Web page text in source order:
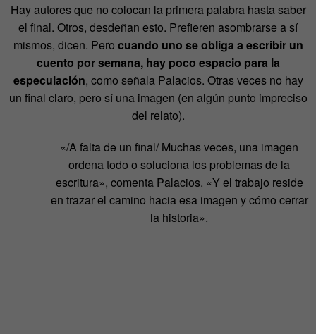
Hay autores que no colocan la primera palabra hasta saber
el final. Otros, desdeñan esto. Prefieren asombrarse a sí
mismos, dicen. Pero cuando uno se obliga a escribir un
cuento por semana, hay poco espacio para la
especulación, como señala Palacios. Otras veces no hay
un final claro, pero sí una imagen (en algún punto impreciso
del relato).
«/A falta de un final/ Muchas veces, una imagen
ordena todo o soluciona los problemas de la
escritura», comenta Palacios. «Y el trabajo reside
en trazar el camino hacia esa imagen y cómo cerrar
la historia».